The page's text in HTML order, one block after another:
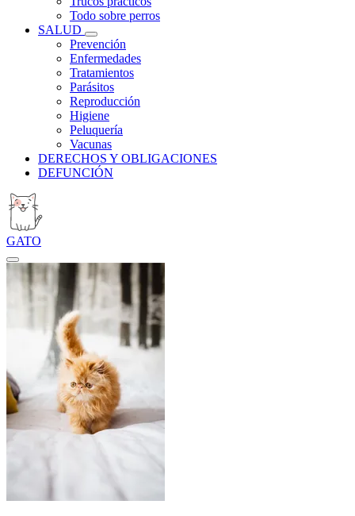
Todo sobre perros
SALUD
Prevención
Enfermedades
Tratamientos
Parásitos
Reproducción
Higiene
Peluquería
Vacunas
DERECHOS Y OBLIGACIONES
DEFUNCIÓN
GATO